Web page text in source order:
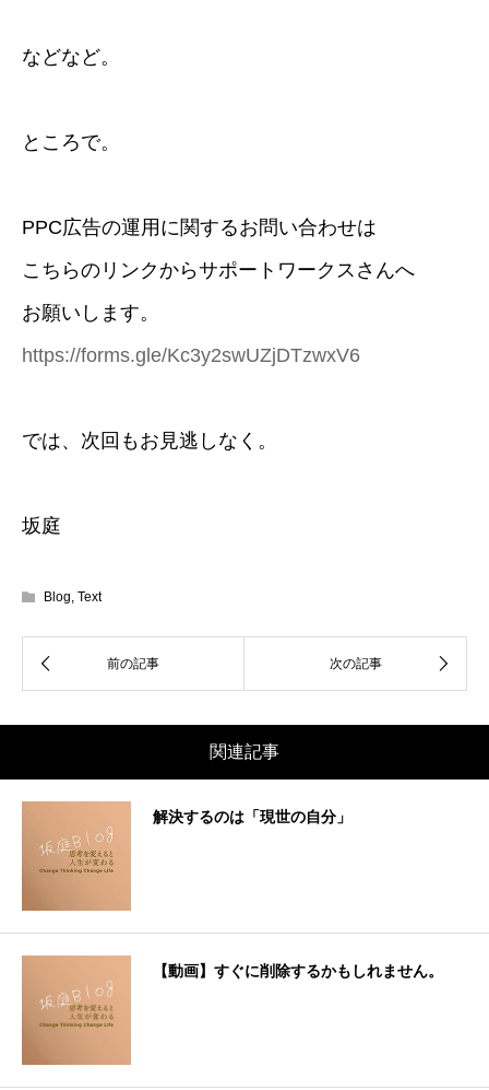
などなど。
ところで。
PPC広告の運用に関するお問い合わせは
こちらのリンクからサポートワークスさんへ
お願いします。
https://forms.gle/Kc3y2swUZjDTzwxV6
では、次回もお見逃しなく。
坂庭
Blog, Text
関連記事
解決するのは「現世の自分」
【動画】すぐに削除するかもしれません。